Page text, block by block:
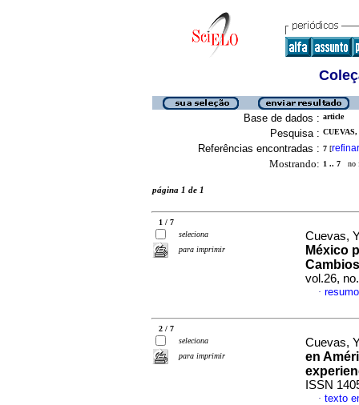
Base de dados : article
Pesquisa :
Referências encontradas : 7 [refinar
Mostrando: 1 .. 7 no
página 1 de 1
1 / 7
seleciona
para imprimir
Cuevas,
México
vol.26,
·
2 / 7
seleciona
para imprimir
Cuevas,
en
ISSN
· texto